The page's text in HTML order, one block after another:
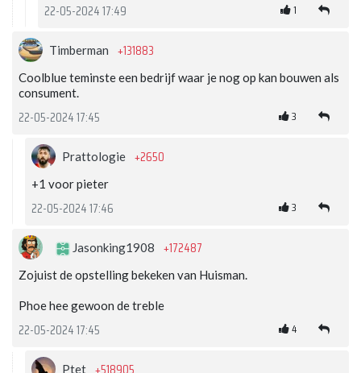
22-05-2024 17:49 1
Timberman +131883
Coolblue teminste een bedrijf waar je nog op kan bouwen als
consument.
22-05-2024 17:45 3
Prattologie +2650
+1 voor pieter
22-05-2024 17:46 3
Jasonking1908 +172487
Zojuist de opstelling bekeken van Huisman.
Phoe hee gewoon de treble
22-05-2024 17:45 4
Ptet